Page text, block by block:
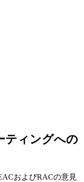
ティングへの
およびRACの意見